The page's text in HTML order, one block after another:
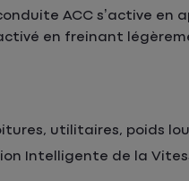
ACC s’active
en freinant
utilitaires, poids
Intelligente de la